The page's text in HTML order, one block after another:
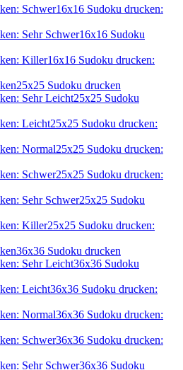
16x16 Sudoku drucken:
16x16 Sudoku
16x16 Sudoku drucken:
25x25 Sudoku drucken
25x25 Sudoku
25x25 Sudoku drucken:
25x25 Sudoku drucken:
25x25 Sudoku drucken:
25x25 Sudoku
25x25 Sudoku drucken:
36x36 Sudoku drucken
36x36 Sudoku
36x36 Sudoku drucken:
36x36 Sudoku drucken:
36x36 Sudoku drucken:
36x36 Sudoku